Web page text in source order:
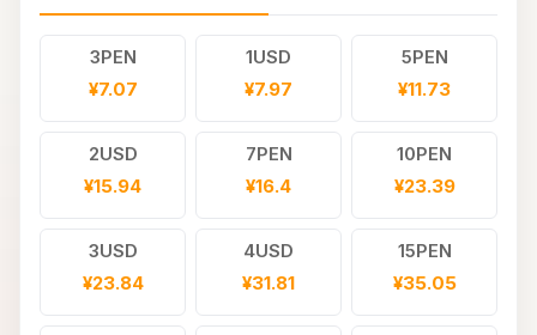
3PEN
¥7.07
1USD
¥7.97
5PEN
¥11.73
2USD
¥15.94
7PEN
¥16.4
10PEN
¥23.39
3USD
¥23.84
4USD
¥31.81
15PEN
¥35.05